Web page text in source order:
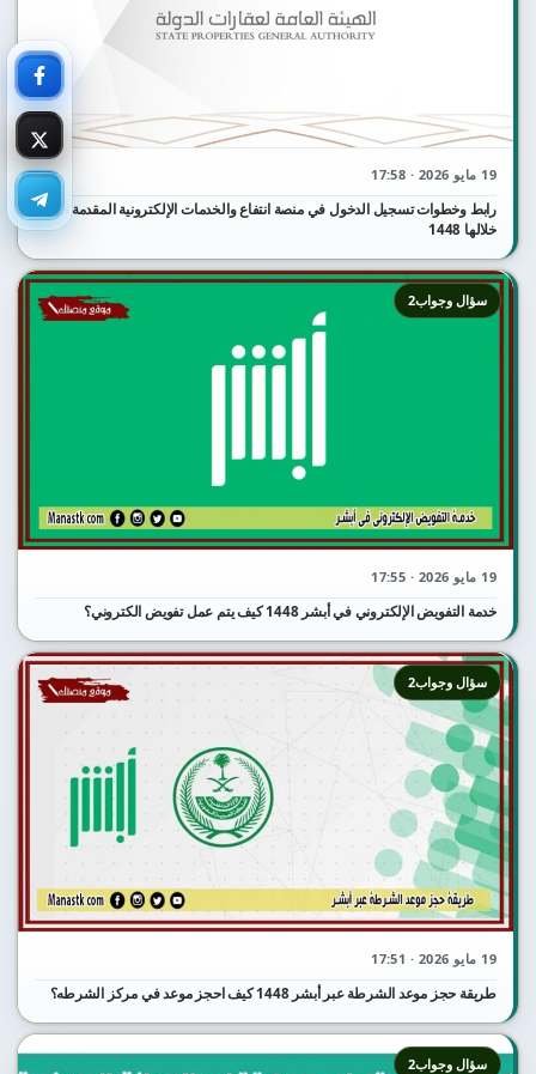
19 مايو 2026 · 17:58
رابط وخطوات تسجيل الدخول في منصة انتفاع والخدمات الإلكترونية المقدمة من
خلالها 1448
19 مايو 2026 · 17:55
خدمة التفويض الإلكتروني في أبشر 1448 كيف يتم عمل تفويض الكتروني؟
سؤال وجواب2
19 مايو 2026 · 17:51
طريقة حجز موعد الشرطة عبر أبشر 1448 كيف احجز موعد في مركز الشرطه؟
سؤال وجواب2
سؤال وجواب2